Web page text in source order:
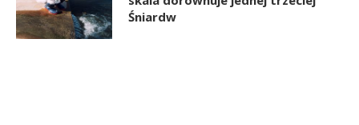
Śniardw